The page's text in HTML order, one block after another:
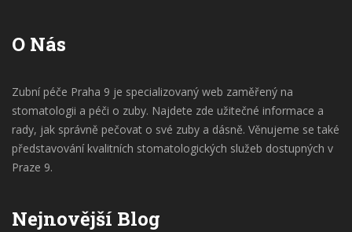
O Nás
Zubní péče Praha 9 je specializovaný web zaměřený na
stomatologii a péči o zuby. Najdete zde užitečné informace a
rady, jak správně pečovat o své zuby a dásně. Věnujeme se také
představování kvalitních stomatologických služeb dostupných v
Praze 9.
Nejnovější Blog